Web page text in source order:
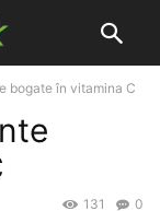
bogate în vitamina C
0
131